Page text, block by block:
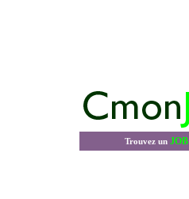
Trouvez un JOB